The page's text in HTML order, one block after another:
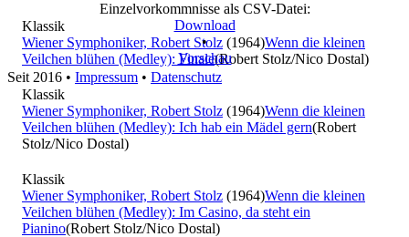
Klassik
Wiener Symphoniker, Robert Stolz (1964)Wenn die kleinen
Veilchen blühen (Medley): Finale(Robert Stolz/Nico Dostal)
Klassik
Wiener Symphoniker, Robert Stolz (1964)Wenn die kleinen
Veilchen blühen (Medley): Ich hab ein Mädel gern(Robert
Stolz/Nico Dostal)
Klassik
Wiener Symphoniker, Robert Stolz (1964)Wenn die kleinen
Veilchen blühen (Medley): Im Casino, da steht ein
Pianino(Robert Stolz/Nico Dostal)
Einzelvorkommnisse als CSV-Datei:
Download
•
Vorschau
Seit 2016 • Impressum • Datenschutz